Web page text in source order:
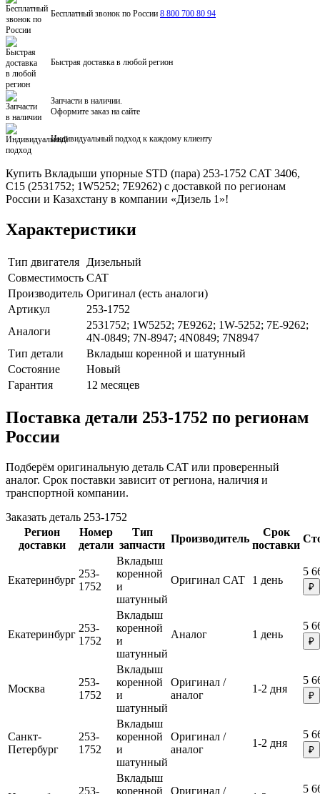
Бесплатный звонок по России 8 800 700 80 94
Быстрая доставка в любой регион
Запчасти в наличии.
Оформите заказ на сайте
Индивидуальный подход к каждому клиенту
Купить Вкладыши упорные STD (пара) 253-1752 CAT 3406,
C15 (2531752; 1W5252; 7E9262) с доставкой по регионам
России и Казахстану в компании «Дизель 1»!
Характеристики
Тип двигателя
Дизельный
Совместимость CAT
Производитель Оригинал (есть аналоги)
Артикул
253-1752
Аналоги
2531752; 1W5252; 7E9262; 1W-5252; 7E-9262;
4N-0849; 7N-8947; 4N0849; 7N8947
Тип детали
Вкладыш коренной и шатунный
Состояние
Новый
Гарантия
12 месяцев
Поставка детали 253-1752 по регионам
России
Подберём оригинальную деталь CAT или проверенный
аналог. Срок поставки зависит от региона, наличия и
транспортной компании.
Заказать деталь 253-1752
Регион
доставки
Номер
детали
Тип
запчасти
Производитель
Срок
поставки
Екатеринбург
253-
1752
Вкладыш
коренной
и
шатунный
Оригинал CAT 1 день
5
₽
Екатеринбург
253-
1752
Вкладыш
коренной
и
шатунный
Аналог 1 день
5
₽
Москва
253-
1752
Вкладыш
коренной
и
шатунный
Оригинал /
аналог
1-2 дня
5
₽
Санкт-
Петербург
253-
1752
Вкладыш
коренной
и
шатунный
Оригинал /
аналог
1-2 дня
5
₽
253-
Вкладыш
коренной
Оригинал / 5